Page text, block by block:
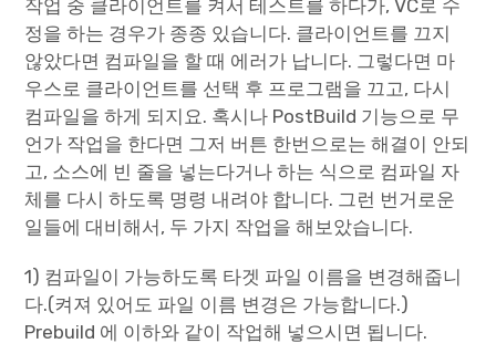
작업 중 클라이언트를 켜서 테스트를 하다가, VC로 수
정을 하는 경우가 종종 있습니다. 클라이언트를 끄지
않았다면 컴파일을 할 때 에러가 납니다. 그렇다면 마
우스로 클라이언트를 선택 후 프로그램을 끄고, 다시
컴파일을 하게 되지요. 혹시나 PostBuild 기능으로 무
언가 작업을 한다면 그저 버튼 한번으로는 해결이 안되
고, 소스에 빈 줄을 넣는다거나 하는 식으로 컴파일 자
체를 다시 하도록 명령 내려야 합니다. 그런 번거로운
일들에 대비해서, 두 가지 작업을 해보았습니다.
1) 컴파일이 가능하도록 타겟 파일 이름을 변경해줍니
다.(켜져 있어도 파일 이름 변경은 가능합니다.)
Prebuild 에 이하와 같이 작업해 넣으시면 됩니다.